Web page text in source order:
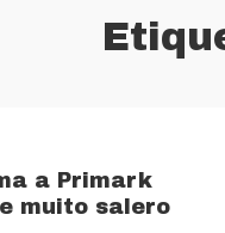
a Primark
muito salero